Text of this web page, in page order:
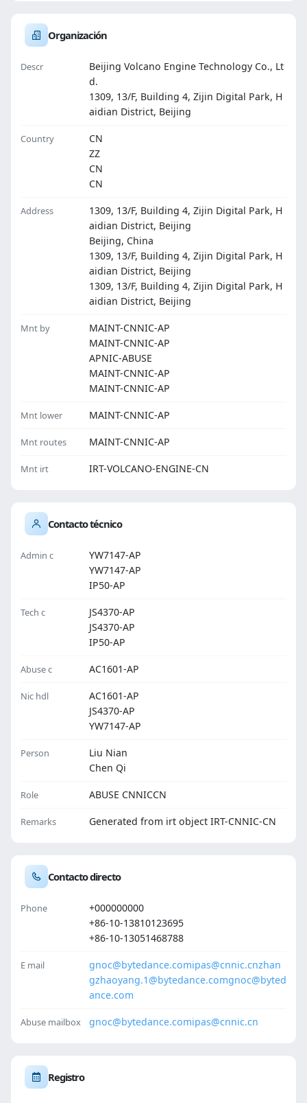
Organización
Descr
Beijing Volcano Engine Technology Co., Lt
d.
1309, 13/F, Building 4, Zijin Digital Park, H
aidian District, Beijing
Country
CN
ZZ
CN
CN
Address
1309, 13/F, Building 4, Zijin Digital Park, H
aidian District, Beijing
Beijing, China
1309, 13/F, Building 4, Zijin Digital Park, H
aidian District, Beijing
1309, 13/F, Building 4, Zijin Digital Park, H
aidian District, Beijing
Mnt by
MAINT-CNNIC-AP
MAINT-CNNIC-AP
APNIC-ABUSE
MAINT-CNNIC-AP
MAINT-CNNIC-AP
Mnt lower MAINT-CNNIC-AP
Mnt routes MAINT-CNNIC-AP
Mnt irt IRT-VOLCANO-ENGINE-CN
Contacto técnico
Admin c
YW7147-AP
YW7147-AP
IP50-AP
Tech c
JS4370-AP
JS4370-AP
IP50-AP
Abuse c AC1601-AP
Nic hdl
AC1601-AP
JS4370-AP
YW7147-AP
Person
Liu Nian
Chen Qi
Role ABUSE CNNICCN
Remarks Generated from irt object IRT-CNNIC-CN
Contacto directo
Phone
+000000000
+86-10-13810123695
+86-10-13051468788
E mail gnoc@bytedance.comipas@cnnic.cnzhan
gzhaoyang.1@bytedance.comgnoc@byted
ance.com
Abuse mailbox gnoc@bytedance.comipas@cnnic.cn
Registro